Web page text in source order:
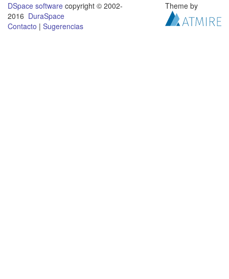
DSpace software copyright © 2002-
2016 DuraSpace
Contacto | Sugerencias
Theme by